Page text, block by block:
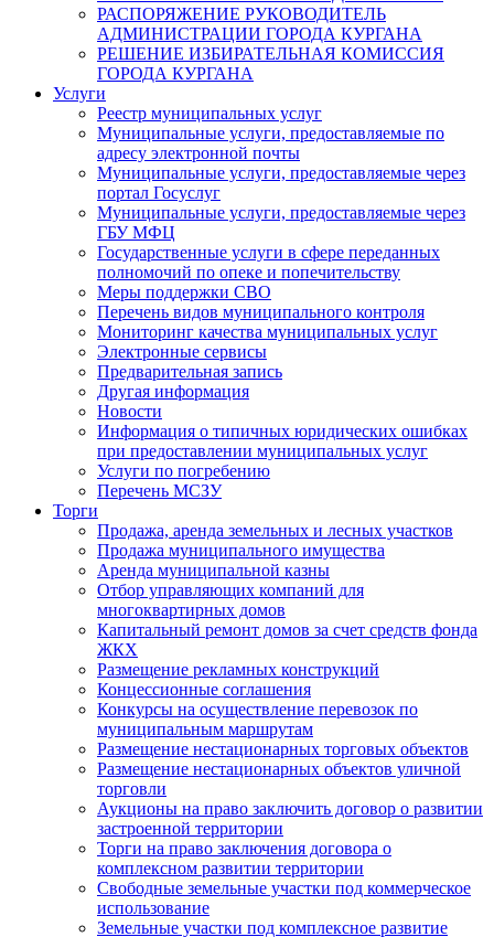
РАСПОРЯЖЕНИЕ РУКОВОДИТЕЛЬ
АДМИНИСТРАЦИИ ГОРОДА КУРГАНА
РЕШЕНИЕ ИЗБИРАТЕЛЬНАЯ КОМИССИЯ
ГОРОДА КУРГАНА
Услуги
Реестр муниципальных услуг
Муниципальные услуги, предоставляемые по
адресу электронной почты
Муниципальные услуги, предоставляемые через
портал Госуслуг
Муниципальные услуги, предоставляемые через
ГБУ МФЦ
Государственные услуги в сфере переданных
полномочий по опеке и попечительству
Меры поддержки СВО
Перечень видов муниципального контроля
Мониторинг качества муниципальных услуг
Электронные сервисы
Предварительная запись
Другая информация
Новости
Информация о типичных юридических ошибках
при предоставлении муниципальных услуг
Услуги по погребению
Перечень МСЗУ
Торги
Продажа, аренда земельных и лесных участков
Продажа муниципального имущества
Аренда муниципальной казны
Отбор управляющих компаний для
многоквартирных домов
Капитальный ремонт домов за счет средств фонда
ЖКХ
Размещение рекламных конструкций
Концессионные соглашения
Конкурсы на осуществление перевозок по
муниципальным маршрутам
Размещение нестационарных торговых объектов
Размещение нестационарных объектов уличной
торговли
Аукционы на право заключить договор о развитии
застроенной территории
Торги на право заключения договора о
комплексном развитии территории
Свободные земельные участки под коммерческое
использование
Земельные участки под комплексное развитие